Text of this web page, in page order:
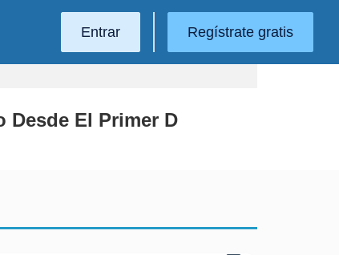
Entrar Regístrate gratis
El Primer D